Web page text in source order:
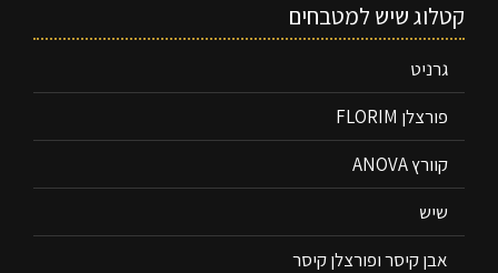
קטלוג שיש למטבחים
גרניט
פורצלן FLORIM
קוורץ ANOVA
שיש
אבן קיסר ופורצלן קיסר